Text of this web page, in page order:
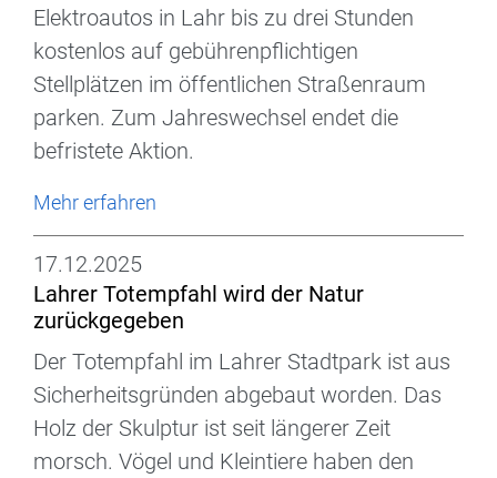
Elektroautos in Lahr bis zu drei Stunden
kostenlos auf gebührenpflichtigen
Stellplätzen im öffentlichen Straßenraum
parken. Zum Jahreswechsel endet die
befristete Aktion.
Mehr erfahren
17.12.2025
Lahrer Totempfahl wird der Natur
zurückgegeben
Der Totempfahl im Lahrer Stadtpark ist aus
Sicherheitsgründen abgebaut worden. Das
Holz der Skulptur ist seit längerer Zeit
morsch. Vögel und Kleintiere haben den